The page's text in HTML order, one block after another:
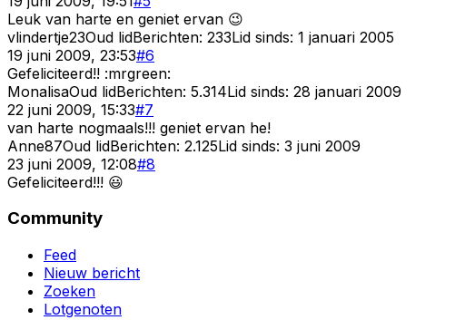
Leuk van harte en geniet ervan 😉
vlindertje23Oud lidBerichten: 233Lid sinds: 1 januari 2005
19 juni 2009, 23:53#6
Gefeliciteerd!! :mrgreen:
MonalisaOud lidBerichten: 5.314Lid sinds: 28 januari 2009
22 juni 2009, 15:33#7
van harte nogmaals!!! geniet ervan he!
Anne87Oud lidBerichten: 2.125Lid sinds: 3 juni 2009
23 juni 2009, 12:08#8
Gefeliciteerd!!! 😃
Community
Feed
Nieuw bericht
Zoeken
Lotgenoten